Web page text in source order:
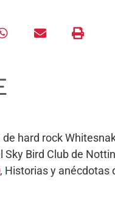
hard rock
Bird Club de
, Historias y anécdotas